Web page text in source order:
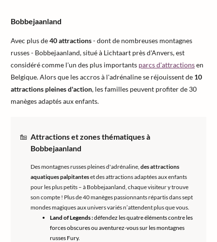
Bobbejaanland
Avec plus de40 attractions- dont de nombreuses montagnes
russes - Bobbejaanland, situé à Lichtaart près d'Anvers, est
considéré comme l'un des plus importants parcs d'attractionsen
Belgique. Alors que les accros à l'adrénaline se réjouissent de 10
attractions pleines d'action, les familles peuvent profiter de 30
manèges adaptés aux enfants.
Attractions et zones thématiques à
Bobbejaanland
Des montagnes russes pleines d'adrénaline, des attractions
aquatiques palpitanteset des attractions adaptées aux enfants
pour les plus petits – à Bobbejaanland, chaque visiteur y trouve
son compte ! Plus de 40 manèges passionnants répartis dans sept
mondes magiques aux univers variés n’attendent plus que vous.
Land of Legends :défendez les quatre éléments contre les
forces obscures ou aventurez-vous sur les montagnes
russes Fury.